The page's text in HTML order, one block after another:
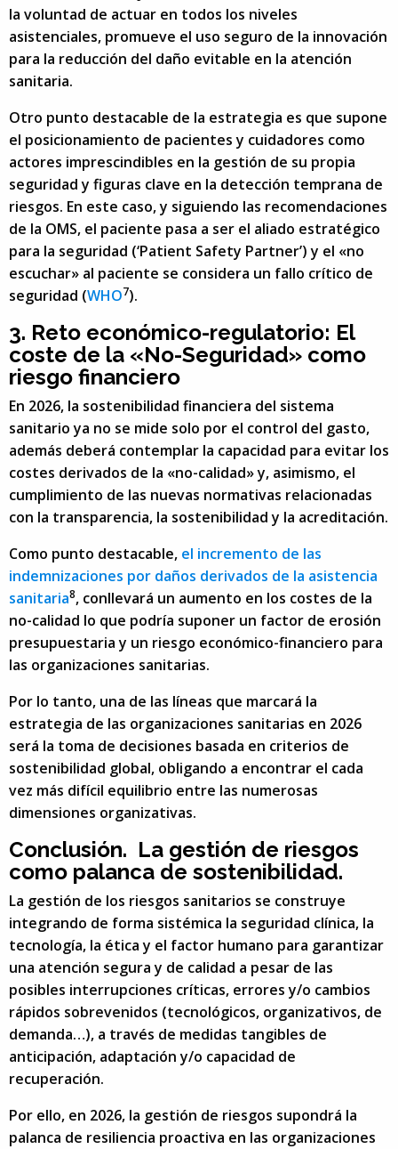
la voluntad de actuar en todos los niveles
asistenciales, promueve el uso seguro de la innovación
para la reducción del daño evitable en la atención
sanitaria.
Otro punto destacable de la estrategia es que supone
el posicionamiento de pacientes y cuidadores como
actores imprescindibles en la gestión de su propia
seguridad y figuras clave en la detección temprana de
riesgos. En este caso, y siguiendo las recomendaciones
de la OMS, el paciente pasa a ser el aliado estratégico
para la seguridad (‘Patient Safety Partner’) y el «no
escuchar» al paciente se considera un fallo crítico de
seguridad (WHO7).
3. Reto económico-regulatorio: El
coste de la «No-Seguridad» como
riesgo financiero
En 2026, la sostenibilidad financiera del sistema
sanitario ya no se mide solo por el control del gasto,
además deberá contemplar la capacidad para evitar los
costes derivados de la «no-calidad» y, asimismo, el
cumplimiento de las nuevas normativas relacionadas
con la transparencia, la sostenibilidad y la acreditación.
Como punto destacable, el incremento de las
indemnizaciones por daños derivados de la asistencia
sanitaria8, conllevará un aumento en los costes de la
no-calidad lo que podría suponer un factor de erosión
presupuestaria y un riesgo económico-financiero para
las organizaciones sanitarias.
Por lo tanto, una de las líneas que marcará la
estrategia de las organizaciones sanitarias en 2026
será la toma de decisiones basada en criterios de
sostenibilidad global, obligando a encontrar el cada
vez más difícil equilibrio entre las numerosas
dimensiones organizativas.
Conclusión. La gestión de riesgos
como palanca de sostenibilidad.
La gestión de los riesgos sanitarios se construye
integrando de forma sistémica la seguridad clínica, la
tecnología, la ética y el factor humano para garantizar
una atención segura y de calidad a pesar de las
posibles interrupciones críticas, errores y/o cambios
rápidos sobrevenidos (tecnológicos, organizativos, de
demanda…), a través de medidas tangibles de
anticipación, adaptación y/o capacidad de
recuperación.
Por ello, en 2026, la gestión de riesgos supondrá la
palanca de resiliencia proactiva en las organizaciones